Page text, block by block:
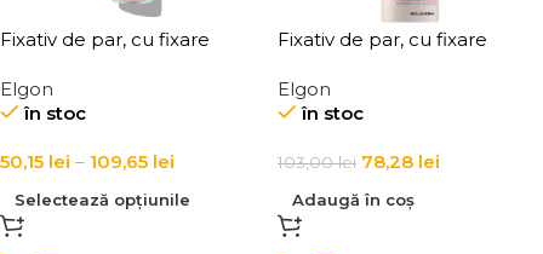
Fixativ de par, cu fixare
It Hairspray
Elgon
în stoc
50,15 lei – 109,65 lei
Selectează opțiunile
Fixativ de par, cu fixare
Finishing Spray Flex Hold
350 ml
Elgon
în stoc
103,00lei 78,28 lei
Adaugă în coș